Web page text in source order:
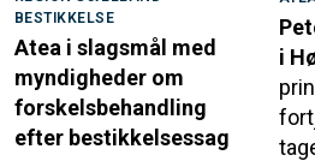
BESTIKKELSE
Atea i slagsmål med
myndigheder om
forskelsbehandling
efter bestikkelsessag
i